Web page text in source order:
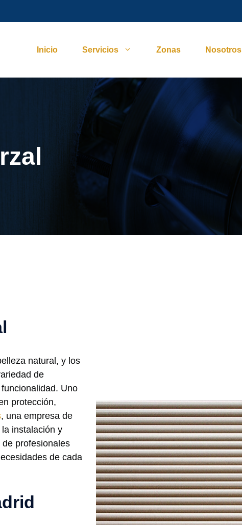
Inicio Servicios Zonas Nosotros
natural, y los
de
Uno
protección,
, una empresa de
instalación y
profesionales
de cada